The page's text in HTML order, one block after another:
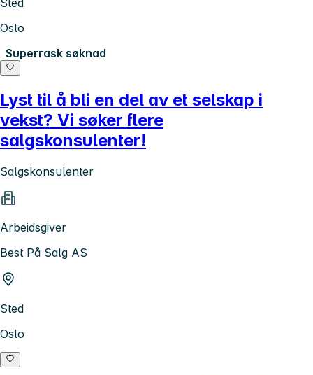
Oslo
Superrask søknad
Lyst til å bli en del av et selskap i
vekst? Vi søker flere
salgskonsulenter!
Salgskonsulenter
Arbeidsgiver
Best På Salg AS
Sted
Oslo